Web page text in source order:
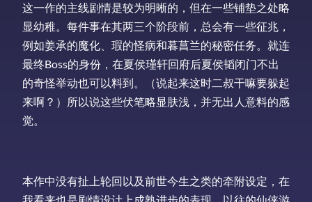
这一作的主线剧情是较为明晰的，但在一些铺垫之处略
显幼稚。每件事在其两三个阶段前，总会有一些征兆，
例如姜承的魔化、瑕的怪病和暮菖兰的秘密任务。就连
最终Boss的身份，在夏侯瑾轩回府后夏侯韬闭门不出
的奇怪举动也可以料到。（说起来这时二叔干嘛要躲起
来啊？）所以说这些伏笔略显肤浅，并无出人意料的感
觉。
本作中没有扯上轮回以及前世今生之类的牵附设定，在
我看来也是剧情设计上成熟进步的表现。以往的仙侠游